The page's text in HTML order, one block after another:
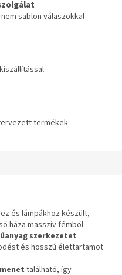
sablon válaszokkal
termékek
és lámpákhoz készült,
háza masszív fémből
szerkezetet
és hosszú élettartamot
található, így